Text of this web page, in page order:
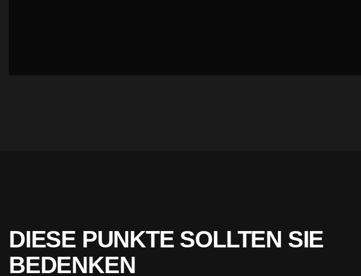
DIESE PUNKTE SOLLTEN SIE
BEDENKEN